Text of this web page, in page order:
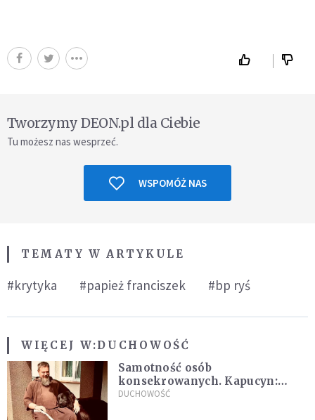
Tworzymy DEON.pl dla Ciebie
Tu możesz nas wesprzeć.
WSPOMÓŻ NAS
TEMATY W ARTYKULE
#krytyka #papież franciszek #bp ryś
WIĘCEJ W:DUCHOWOŚĆ
Samotność osób
konsekrowanych. Kapucyn:
Życie w pojedynkę rzadko jest
DUCHOWOŚĆ